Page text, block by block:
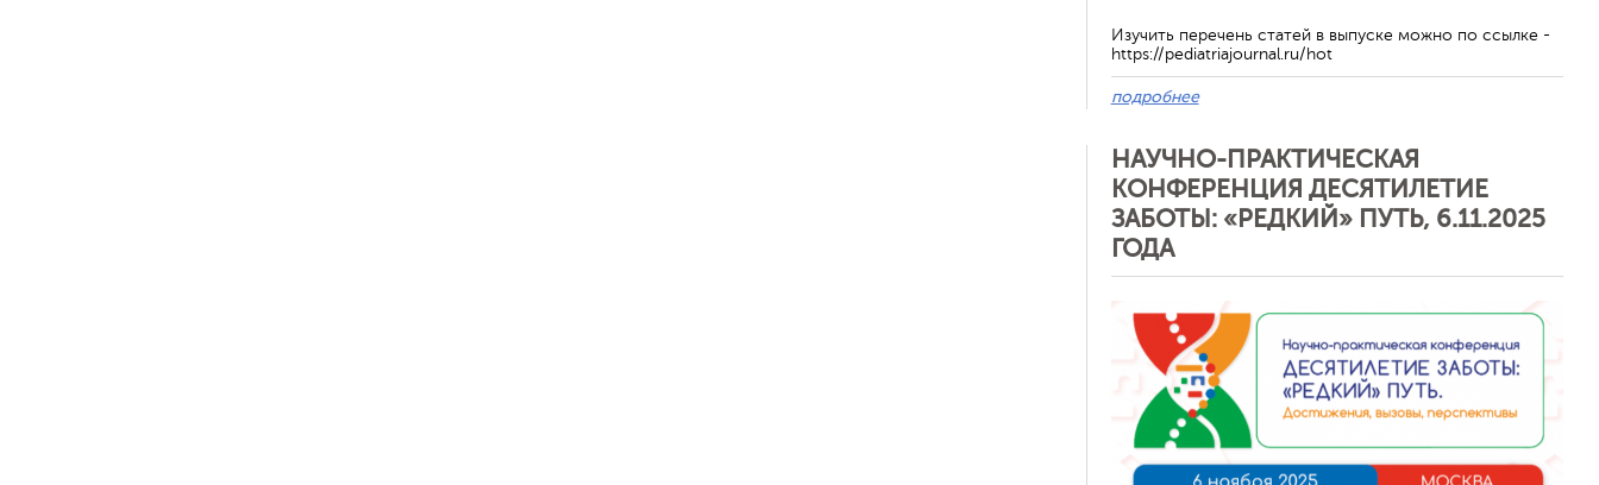
Изучить перечень статей в выпуске можно по ссылке -
https://pediatriajournal.ru/hot
подробнее
НАУЧНО-ПРАКТИЧЕСКАЯ
КОНФЕРЕНЦИЯ ДЕСЯТИЛЕТИЕ
ЗАБОТЫ: «РЕДКИЙ» ПУТЬ, 6.11.2025
ГОДА